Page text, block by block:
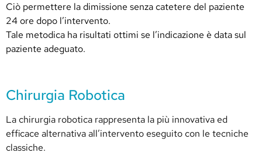
Ciò permettere la dimissione senza catetere del paziente
24 ore dopo l’intervento.
Tale metodica ha risultati ottimi se l’indicazione è data sul
paziente adeguato.
Chirurgia Robotica
La chirurgia robotica rappresenta la più innovativa ed
efficace alternativa all’intervento eseguito con le tecniche
classiche.